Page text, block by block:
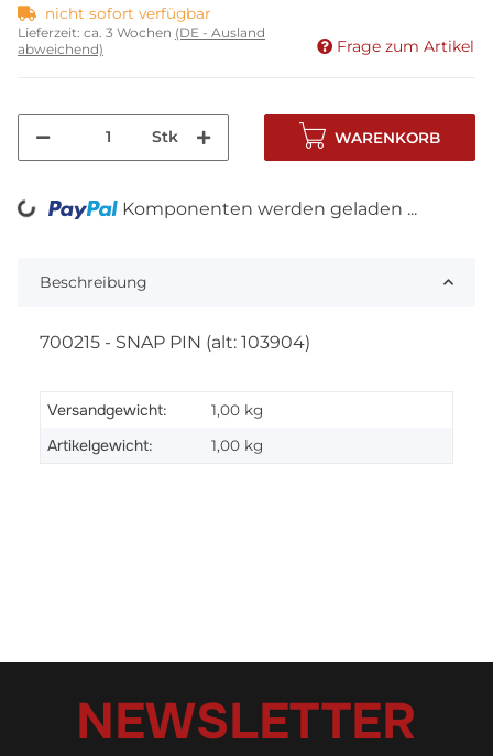
nicht sofort verfügbar
Lieferzeit: ca. 3 Wochen (DE - Ausland
abweichend)
Frage zum Artikel
Stk WARENKORB
Loading... Komponenten werden geladen ...
Beschreibung
700215 - SNAP PIN (alt: 103904)
Versandgewicht: 1,00 kg
Artikelgewicht: 1,00 kg
NEWSLETTER